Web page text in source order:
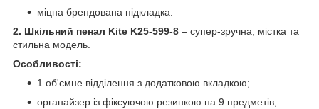
міцна брендована підкладка.
2. Шкільний пенал Kite K25-599-8 – супер-зручна, містка та
стильна модель.
Особливості:
1 об'ємне відділення з додатковою вкладкою;
органайзер із фіксуючою резинкою на 9 предметів;